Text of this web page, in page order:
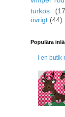
turkos
övrigt (44)
Populära
I en